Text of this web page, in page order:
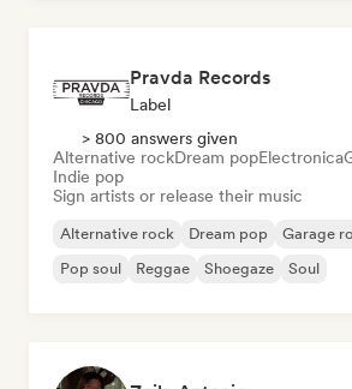
Pravda Records
Label
> 800 answers given
Alternative rockDream popElectronica
Indie pop
Sign artists or release their music
Alternative rock Dream pop Garage
Pop soul
Reggae Shoegaze Soul